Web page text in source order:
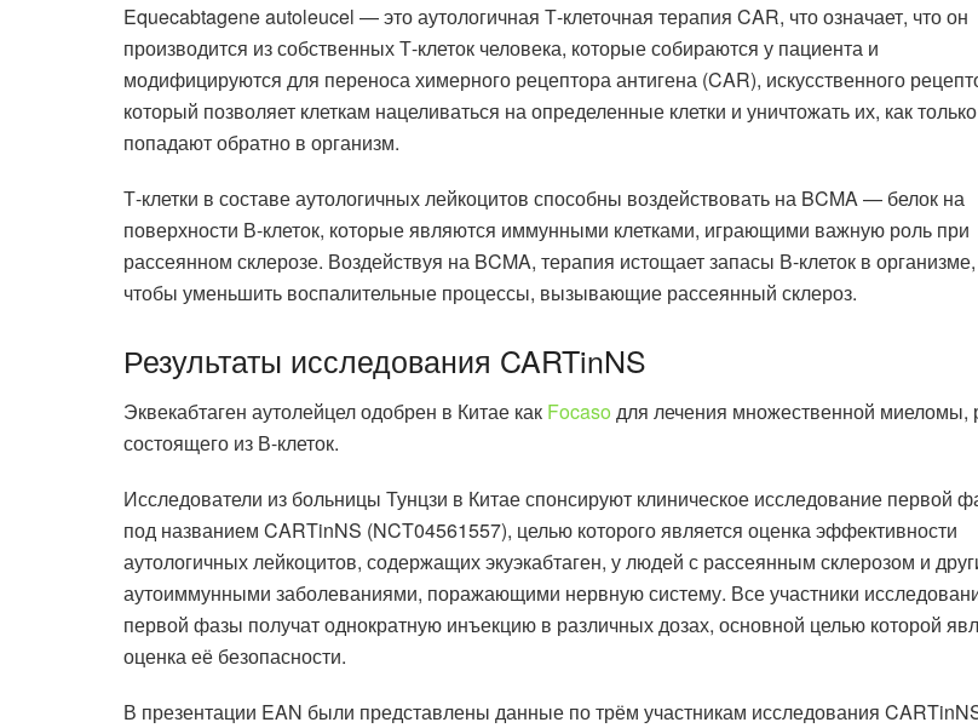
Equecabtagene autoleucel — это аутологичная Т-клеточная терапия CAR, что означает, что он
производится из собственных Т-клеток человека, которые собираются у пациента и
модифицируются для переноса химерного рецептора антигена (CAR), искусственного
который позволяет клеткам нацеливаться на определенные клетки и уничтожать их, как
попадают обратно в организм.
Т-клетки в составе аутологичных лейкоцитов способны воздействовать на BCMA — белок на
поверхности В-клеток, которые являются иммунными клетками, играющими важную роль при
рассеянном склерозе. Воздействуя на BCMA, терапия истощает запасы В-клеток в организме,
чтобы уменьшить воспалительные процессы, вызывающие рассеянный склероз.
Результаты исследования CARTinNS
Эквекабтаген аутолейцел одобрен в Китае как Focaso для лечения множественной миеломы,
состоящего из В-клеток.
Исследователи из больницы Тунцзи в Китае спонсируют клиническое исследование первой
под названием CARTinNS (NCT04561557), целью которого является оценка эффективности
аутологичных лейкоцитов, содержащих экуэкабтаген, у людей с рассеянным склерозом и
аутоиммунными заболеваниями, поражающими нервную систему. Все участники
первой фазы получат однократную инъекцию в различных дозах, основной целью которой
оценка её безопасности.
В презентации EAN были представлены данные по трём участникам исследования